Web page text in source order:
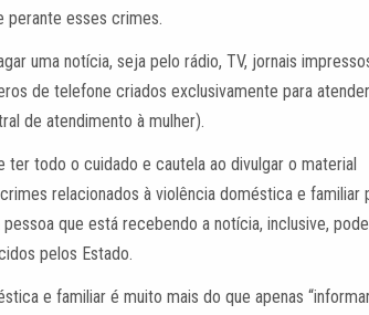
perante esses crimes.
uma notícia, seja pelo rádio, TV, jornais
de telefone criados exclusivamente para
de atendimento à mulher).
ter todo o cuidado e cautela ao divulgar o material
relacionados à violência doméstica e familiar
que está recebendo a notícia, inclusive,
pelos Estado.
e familiar é muito mais do que apenas